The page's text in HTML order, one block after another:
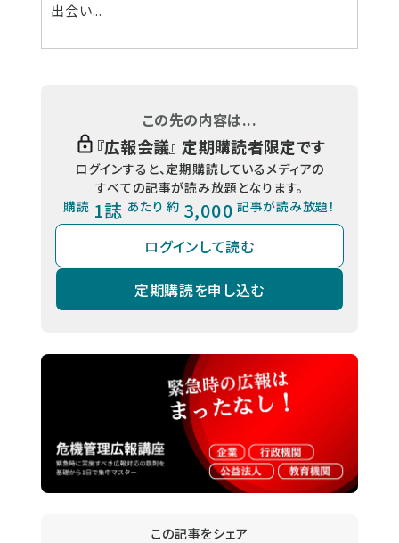
出会い...
この先の内容は...
『広報会議』 定期購読者限定です
ログインすると、定期購読しているメディアの
すべての記事が読み放題となります。
購読 1誌 あたり 約 3,000 記事が読み放題！
ログインして読む
定期購読を申し込む
この記事をシェア